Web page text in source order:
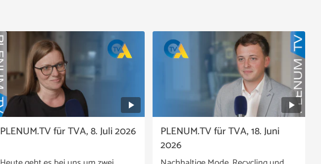
PLENUM.TV für TVA, 8. Juli 2026
PLENUM.TV für TVA, 18. Juni
2026